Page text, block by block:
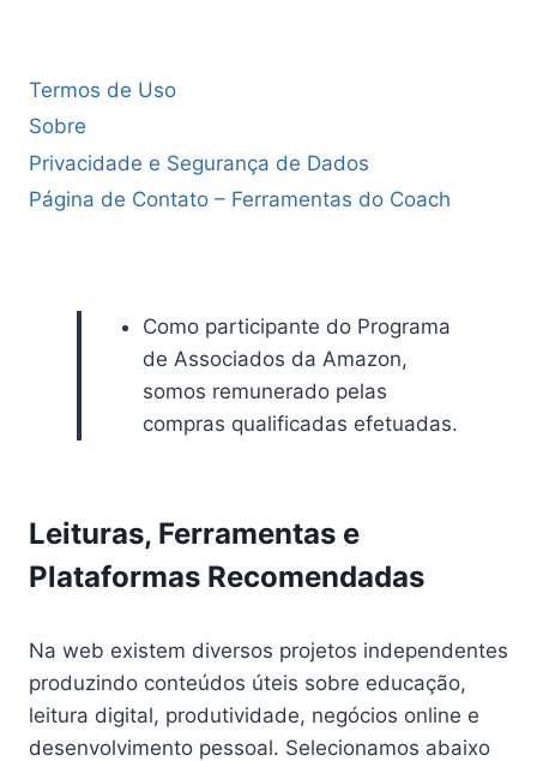
Termos de Uso
Sobre
Privacidade e Segurança de Dados
Página de Contato – Ferramentas do Coach
Como participante do Programa
de Associados da Amazon,
somos remunerado pelas
compras qualificadas efetuadas.
Leituras, Ferramentas e
Plataformas Recomendadas
Na web existem diversos projetos independentes
produzindo conteúdos úteis sobre educação,
leitura digital, produtividade, negócios online e
desenvolvimento pessoal. Selecionamos abaixo